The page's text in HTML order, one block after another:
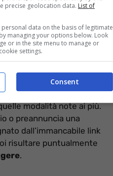
modalità note ai più.
o preannuncia una
dall’immancabile link
risultare puntualmente
.
precise geolocation data. List of
data on the basis of legitimate
managing your options below. Look
or in the site menu to manage or
settings.
Consent